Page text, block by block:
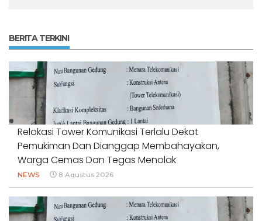
BERITA TERKINI
Relokasi Tower Komunikasi Terlalu Dekat
Pemukiman Dan Dianggap Membahayakan,
Warga Cemas Dan Tegas Menolak
NEWS 8 Agustus 2026